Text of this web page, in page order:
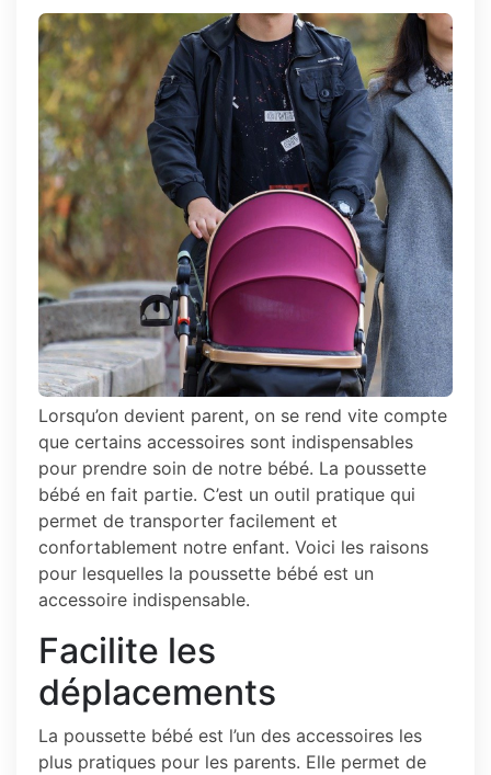
Lorsqu’on devient parent, on se rend vite compte
que certains accessoires sont indispensables
pour prendre soin de notre bébé. La poussette
bébé en fait partie. C’est un outil pratique qui
permet de transporter facilement et
confortablement notre enfant. Voici les raisons
pour lesquelles la poussette bébé est un
accessoire indispensable.
Facilite les
déplacements
La poussette bébé est l’un des accessoires les
plus pratiques pour les parents. Elle permet de